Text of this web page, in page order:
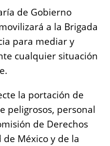
de Gobierno
a la Brigada
para mediar y
cualquier situación
la portación de
peligrosos, personal
de Derechos
México y de la